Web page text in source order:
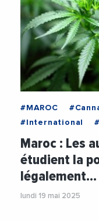
#MAROC
#International
Maroc : Les
étudient la
légalement…
lundi 19 mai 2025